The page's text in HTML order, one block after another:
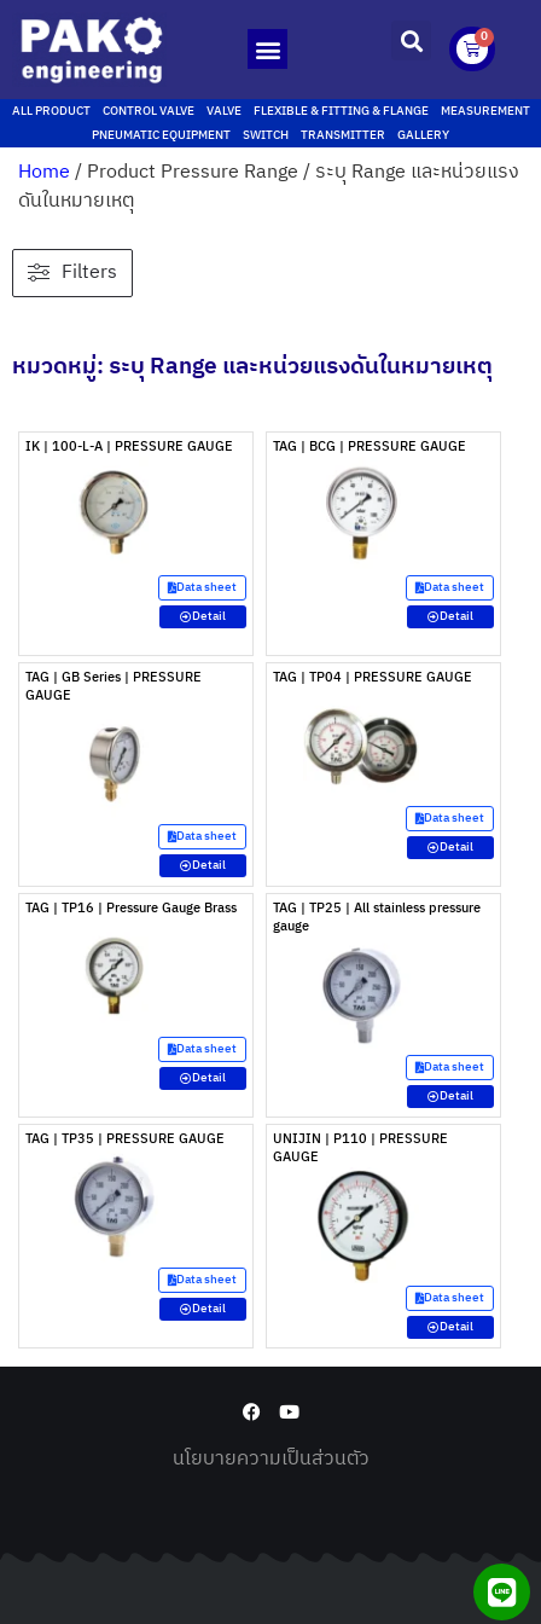
0
ALL PRODUCT CONTROL VALVE VALVE FLEXIBLE & FITTING & FLANGE
MEASUREMENT
PNEUMATIC EQUIPMENT
SWITCH TRANSMITTER GALLERY
Home/ Product Pressure Range / ระบุ Range และหน่วยแรง
ดันในหมายเหตุ
Filters
หมวดหมู่: ระบุ Range และหน่วยแรงดันในหมายเหตุ
IK | 100-L-A | PRESSURE GAUGE
Data sheet
Detail
TAG | BCG | PRESSURE GAUGE
Data sheet
Detail
TAG | GB Series | PRESSURE
GAUGE
Data sheet
Detail
TAG | TP04 | PRESSURE GAUGE
Data sheet
Detail
TAG | TP16 | Pressure Gauge Brass
Data sheet
Detail
TAG | TP25 | All stainless pressure
gauge
Data sheet
Detail
TAG | TP35 | PRESSURE GAUGE
Data sheet
Detail
UNIJIN | P110 | PRESSURE
GAUGE
Data sheet
Detail
นโยบายความเป็นส่วนตัว